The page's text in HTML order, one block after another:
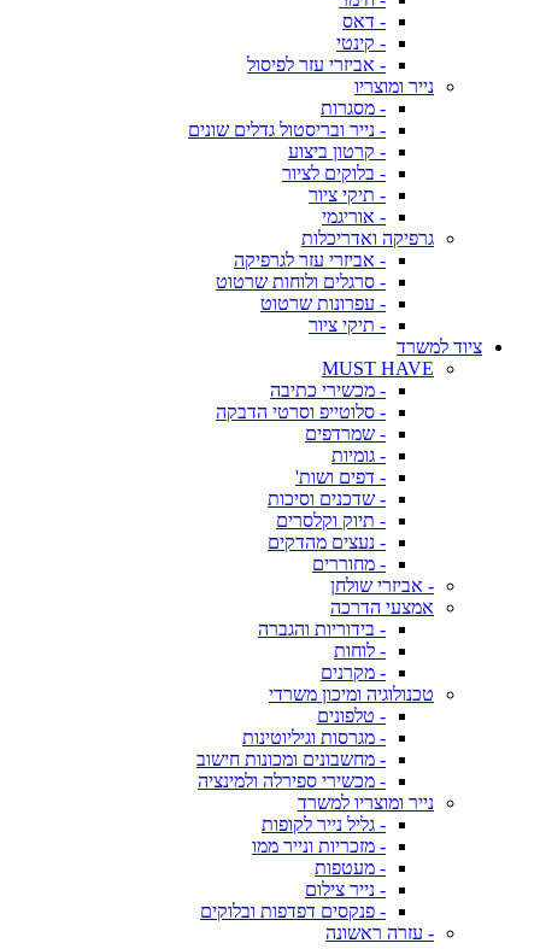
- דאס
- קינטי
- אביזרי עזר לפיסול
נייר ומוצריו
- מסגרות
- נייר ובריסטול גדלים שונים
- קרטון ביצוע
- בלוקים לציור
- תיקי ציור
- אוריגמי
גרפיקה ואדריכלות
- אביזרי עזר לגרפיקה
- סרגלים ולוחות שרטוט
- עפרונות שרטוט
- תיקי ציור
ציוד למשרד
MUST HAVE
- מכשירי כתיבה
- סלוטייפ וסרטי הדבקה
- שמרדפים
- גומיות
- דפים ושות'
- שדכנים וסיכות
- תיוק וקלסרים
- נעצים מהדקים
- מחוררים
- אביזרי שולחן
אמצעי הדרכה
- בידוריות והגברה
- לוחות
- מקרנים
טכנולוגיה ומיכון משרדי
- טלפונים
- מגרסות וגיליוטינות
- מחשבונים ומכונות חישוב
- מכשירי ספירלה ולמינציה
נייר ומוצריו למשרד
- גליל נייר לקופות
- מזכריות ונייר ממו
- מעטפות
- נייר צילום
- פנקסים דפדפות ובלוקים
- עזרה ראשונה